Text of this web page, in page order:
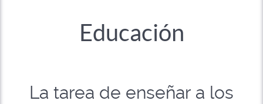
Educación
La tarea de enseñar a los